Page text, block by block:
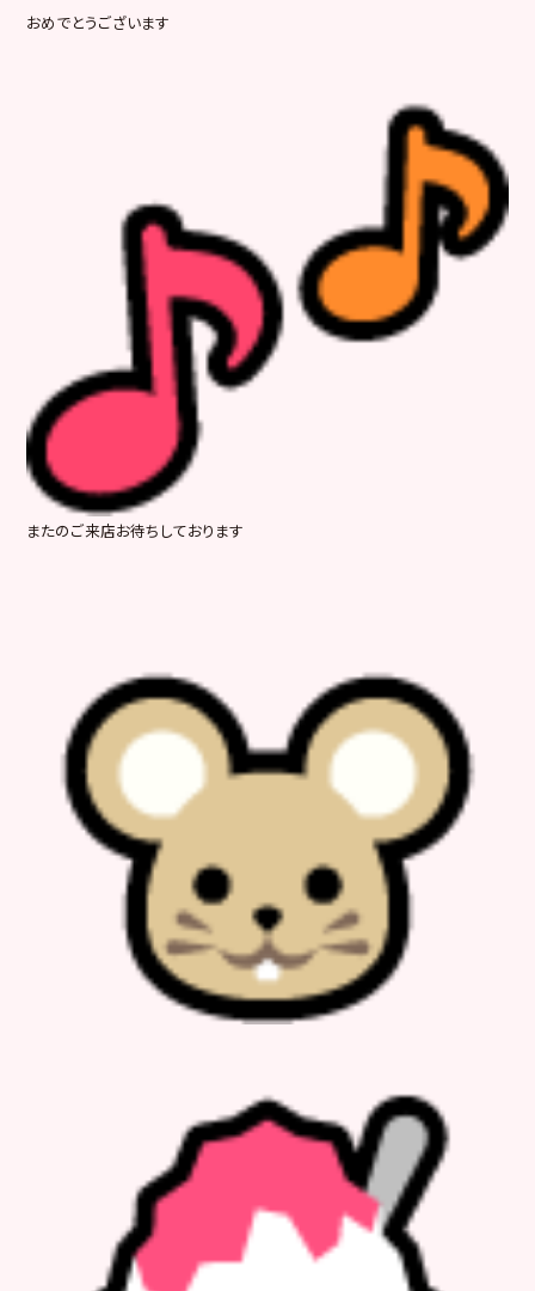
おめでとうございます
またのご来店お待ちしております